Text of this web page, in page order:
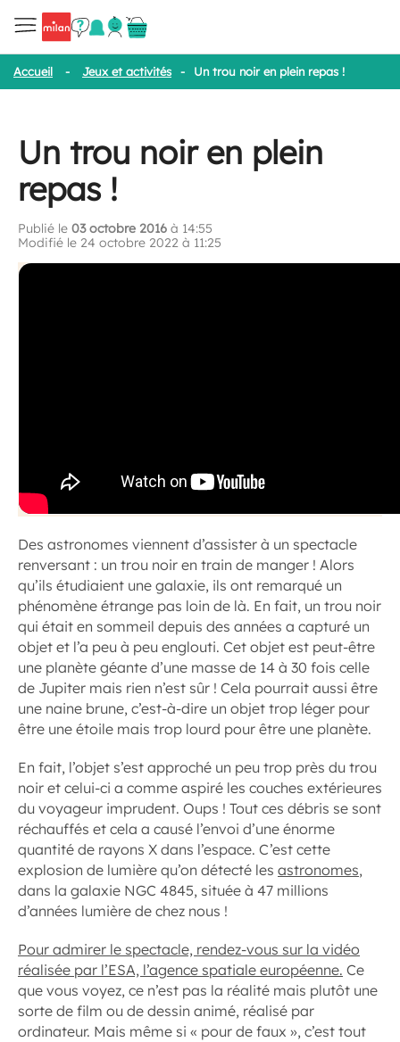
Accueil - Jeux et activités - Un trou noir en plein repas !
Un trou noir en plein
repas !
Publié le 03 octobre 2016 à 14:55
Modifié le 24 octobre 2022 à 11:25
Des astronomes viennent d’assister à un spectacle
renversant : un trou noir en train de manger ! Alors
qu’ils étudiaient une galaxie, ils ont remarqué un
phénomène étrange pas loin de là. En fait, un trou noir
qui était en sommeil depuis des années a capturé un
objet et l’a peu à peu englouti. Cet objet est peut-être
une planète géante d’une masse de 14 à 30 fois celle
de Jupiter mais rien n’est sûr ! Cela pourrait aussi être
une naine brune, c’est-à-dire un objet trop léger pour
être une étoile mais trop lourd pour être une planète.
En fait, l’objet s’est approché un peu trop près du trou
noir et celui-ci a comme aspiré les couches extérieures
du voyageur imprudent. Oups ! Tout ces débris se sont
réchauffés et cela a causé l’envoi d’une énorme
quantité de rayons X dans l’espace. C’est cette
explosion de lumière qu’on détecté les astronomes,
dans la galaxie NGC 4845, située à 47 millions
d’années lumière de chez nous !
Pour admirer le spectacle, rendez-vous sur la vidéo
réalisée par l’ESA, l’agence spatiale européenne. Ce
que vous voyez, ce n’est pas la réalité mais plutôt une
sorte de film ou de dessin animé, réalisé par
ordinateur. Mais même si « pour de faux », c’est tout